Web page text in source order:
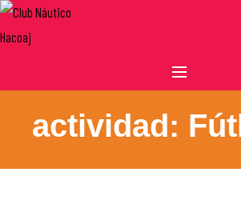
Skip
to
actividad: